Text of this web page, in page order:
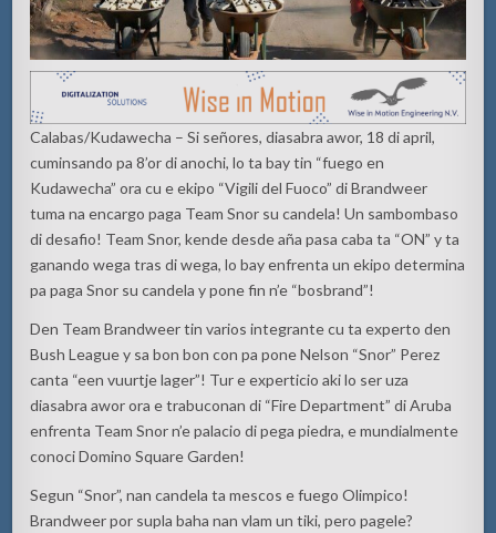
Calabas/Kudawecha – Si señores, diasabra awor, 18 di april,
cuminsando pa 8’or di anochi, lo ta bay tin “fuego en
Kudawecha” ora cu e ekipo “Vigili del Fuoco” di Brandweer
tuma na encargo paga Team Snor su candela! Un sambombaso
di desafio! Team Snor, kende desde aña pasa caba ta “ON” y ta
ganando wega tras di wega, lo bay enfrenta un ekipo determina
pa paga Snor su candela y pone fin n’e “bosbrand”!
Den Team Brandweer tin varios integrante cu ta experto den
Bush League y sa bon bon con pa pone Nelson “Snor” Perez
canta “een vuurtje lager”! Tur e experticio aki lo ser uza
diasabra awor ora e trabuconan di “Fire Department” di Aruba
enfrenta Team Snor n’e palacio di pega piedra, e mundialmente
conoci Domino Square Garden!
Segun “Snor”, nan candela ta mescos e fuego Olimpico!
Brandweer por supla baha nan vlam un tiki, pero pagele?